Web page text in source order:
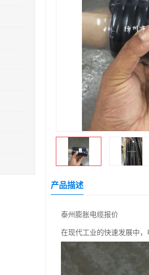
产品描述
泰州膨胀电缆报价
在现代工业的快速发展中，